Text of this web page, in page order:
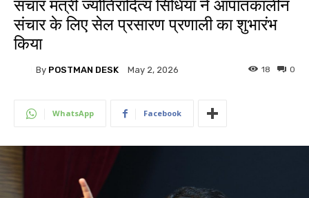
संचार मंत्री ज्योतिरादित्य सिंधिया ने आपातकालीन
संचार के लिए सेल प्रसारण प्रणाली का शुभारंभ
किया
By POSTMAN DESK May 2, 2026 0
18
WhatsApp Facebook